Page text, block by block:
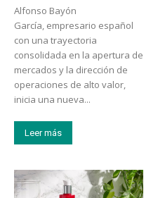
Alfonso Bayón
García, empresario español
con una trayectoria
consolidada en la apertura de
mercados y la dirección de
operaciones de alto valor,
inicia una nueva...
Leer más